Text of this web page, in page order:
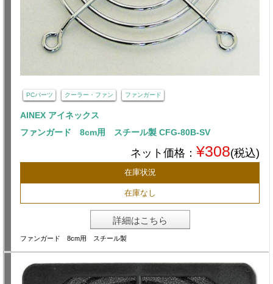
PCパーツ クーラー・ファン ファンガード
AINEX アイネックス
ファンガード 8cm用 スチール製 CFG-80B-SV
ネット価格： ¥308(税込)
在庫状況
在庫なし
詳細はこちら
ファンガード 8cm用 スチール製